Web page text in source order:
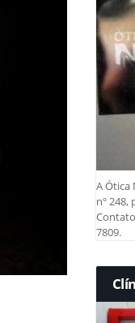
A Ótica
nº 248,
7809.